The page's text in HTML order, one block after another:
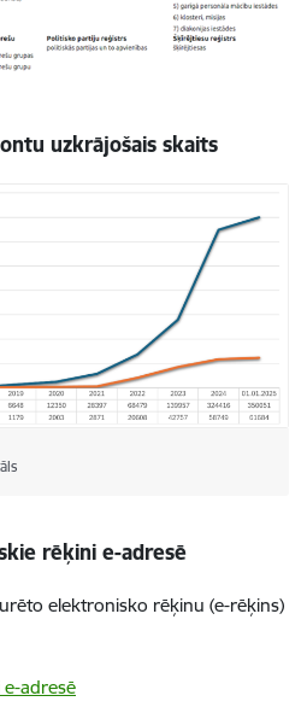
uzkrājošais skaits
rēķini e-adresē
elektronisko rēķinu (e-rēķins)
adresē